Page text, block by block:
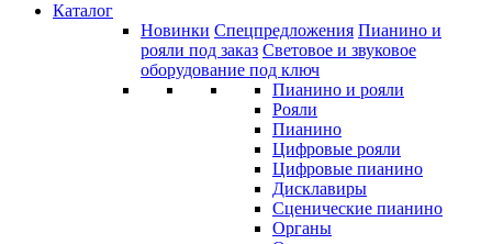
Каталог
Новинки Спецпредложения Пианино и
рояли под заказ Световое и звуковое
оборудование под ключ
Пианино и рояли
Рояли
Пианино
Цифровые рояли
Цифровые пианино
Дисклавиры
Сценические пианино
Органы